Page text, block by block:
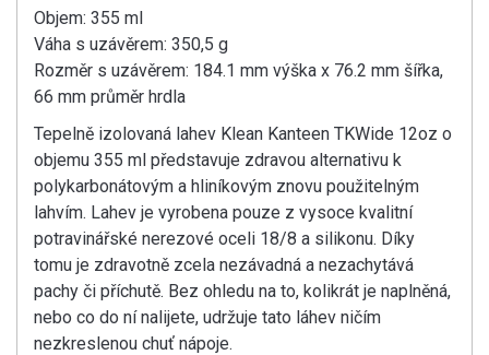
Objem: 355 ml
Váha s uzávěrem: 350,5 g
Rozměr s uzávěrem: 184.1 mm výška x 76.2 mm šířka,
66 mm průměr hrdla
Tepelně izolovaná lahev Klean Kanteen TKWide 12oz o
objemu 355 ml představuje zdravou alternativu k
polykarbonátovým a hliníkovým znovu použitelným
lahvím. Lahev je vyrobena pouze z vysoce kvalitní
potravinářské nerezové oceli 18/8 a silikonu. Díky
tomu je zdravotně zcela nezávadná a nezachytává
pachy či příchutě. Bez ohledu na to, kolikrát je naplněná,
nebo co do ní nalijete, udržuje tato láhev ničím
nezkreslenou chuť nápoje.